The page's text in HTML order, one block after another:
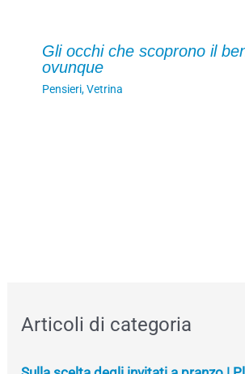
Gli occhi che scoprono il
ovunque
Pensieri,Vetrina
Articoli di categoria